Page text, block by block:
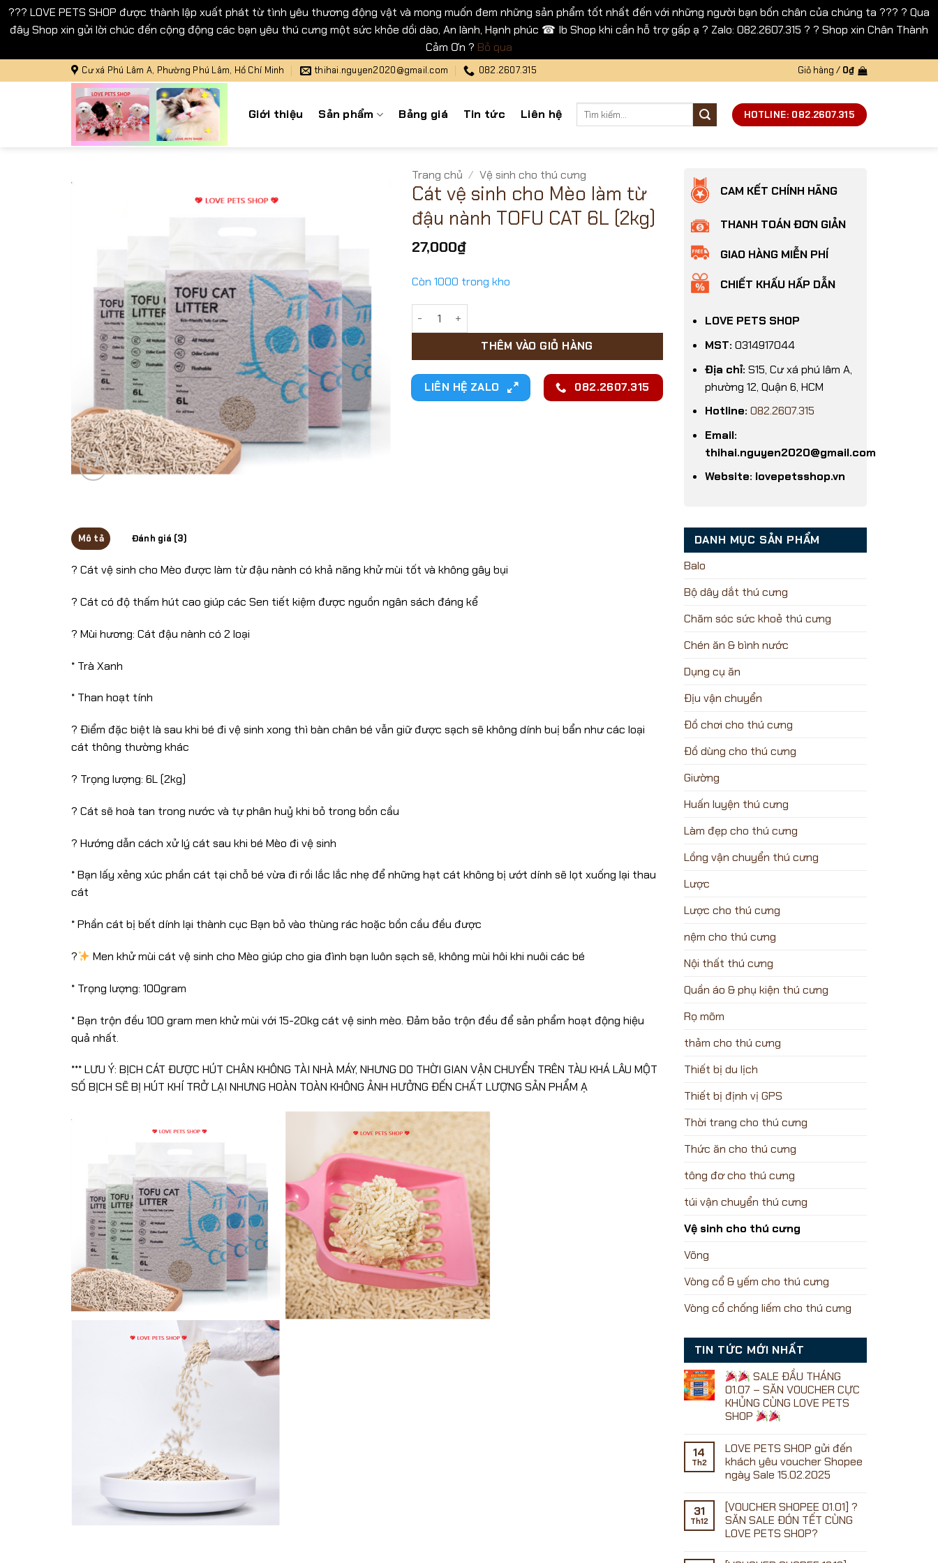
??? LOVE PETS SHOP được thành lập xuất phát từ tình yêu thương động vật và mong muốn đem những sản phẩm tốt nhất đến với những người bạn bốn chân của chúng ta ??? ? Qua
đây Shop xin gửi lời chúc đến cộng động các bạn yêu thú cưng một sức khỏe dồi dào, An lành, Hạnh phúc ☎ Ib Shop khi cần hỗ trợ gấp ạ ? Zalo: 082.2607.315 ? ? Shop xin Chân Thành
Cảm Ơn ? Bỏ qua
qua
Cư xá Phú Lâm A, Phường Phú Lâm, Hồ Chí Minh thihai.nguyen2020@gmail.com 082.2607.315 Giỏ hàng / 0₫
Giới thiệu Sản phẩm Bảng giá Tin tức Liên hệ
Tìm
kiếm:
HOTLINE: 082.2607.315
Trang chủ / Vệ sinh cho thú cưng
Cát vệ sinh cho Mèo làm từ
đậu nành TOFU CAT 6L (2kg)
27,000₫
Còn 1000 trong kho
THÊM VÀO GIỎ HÀNG
LIÊN HỆ ZALO 082.2607.315
CAM KẾT CHÍNH HÃNG
THANH TOÁN ĐƠN GIẢN
GIAO HÀNG MIỄN PHÍ
CHIẾT KHẤU HẤP DẪN
LOVE PETS SHOP
MST: 0314917044
Địa chỉ: S15, Cư xá phú lâm A,
phường 12, Quận 6, HCM
Hotline: 082.2607.315
Email:
thihai.nguyen2020@gmail.com
Website: lovepetsshop.vn
Mô tả Đánh giá (3)
? Cát vệ sinh cho Mèo được làm từ đậu nành có khả năng khử mùi tốt và không gây bụi
? Cát có độ thấm hút cao giúp các Sen tiết kiệm được nguồn ngân sách đáng kể
? Mùi hương: Cát đậu nành có 2 loại
* Trà Xanh
* Than hoạt tính
? Điểm đặc biệt là sau khi bé đi vệ sinh xong thì bàn chân bé vẫn giữ được sạch sẽ không dính buị bẩn như các loại
cát thông thường khác
? Trọng lượng: 6L (2kg)
? Cát sẽ hoà tan trong nước và tự phân huỷ khi bỏ trong bồn cầu
? Hướng dẫn cách xử lý cát sau khi bé Mèo đi vệ sinh
* Bạn lấy xẻng xúc phần cát tại chỗ bé vừa đi rồi lắc lắc nhẹ để những hạt cát không bị ướt dính sẽ lọt xuống lại thau
cát
* Phần cát bị bết dính lại thành cục Bạn bỏ vào thùng rác hoặc bồn cầu đều được
? Men khử mùi cát vệ sinh cho Mèo giúp cho gia đình bạn luôn sạch sẽ, không mùi hôi khi nuôi các bé
* Trọng lượng: 100gram
* Bạn trộn đều 100 gram men khử mùi với 15-20kg cát vệ sinh mèo. Đảm bảo trộn đều để sản phẩm hoạt động hiệu
quả nhất.
*** LƯU Ý: BỊCH CÁT ĐƯỢC HÚT CHÂN KHÔNG TÀI NHÀ MÁY, NHƯNG DO THỜI GIAN VẬN CHUYỂN TRÊN TÀU KHÁ LÂU MỘT
SỐ BỊCH SẼ BỊ HÚT KHÍ TRỞ LẠI NHƯNG HOÀN TOÀN KHÔNG ẢNH HƯỞNG ĐẾN CHẤT LƯỢNG SẢN PHẨM Ạ
DANH MỤC SẢN PHẨM
Balo
Bộ dây dắt thú cưng
Chăm sóc sức khoẻ thú cưng
Chén ăn & bình nước
Dụng cụ ăn
Địu vận chuyển
Đồ chơi cho thú cưng
Đồ dùng cho thú cưng
Giường
Huấn luyện thú cưng
Làm đẹp cho thú cưng
Lồng vận chuyển thú cưng
Lược
Lược cho thú cưng
nệm cho thú cưng
Nội thất thú cưng
Quần áo & phụ kiện thú cưng
Rọ mõm
thảm cho thú cưng
Thiết bị du lịch
Thiết bị định vị GPS
Thời trang cho thú cưng
Thức ăn cho thú cưng
tông đơ cho thú cưng
túi vận chuyển thú cưng
Vệ sinh cho thú cưng
Võng
Vòng cổ & yếm cho thú cưng
Vòng cổ chống liếm cho thú cưng
TIN TỨC MỚI NHẤT
SALE ĐẦU THÁNG
01.07 – SĂN VOUCHER CỰC
KHỦNG CÙNG LOVE PETS
SHOP
bình
luận
ở
ĐẦU
THÁNG
01.07
–
SĂN
14
Th2
LOVE PETS SHOP gửi đến
khách yêu voucher Shopee
ngày Sale 15.02.2025
bình
luận
ở
LOVE
31
Th12
[VOUCHER SHOPEE 01.01] ?
SĂN SALE ĐÓN TẾT CÙNG
LOVE PETS SHOP?